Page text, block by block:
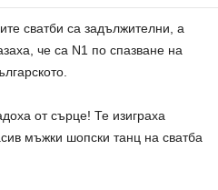
сватби са задължителни, а
че са N1 по спазване на
от сърце! Те изиграха
мъжки шопски танц на сватба